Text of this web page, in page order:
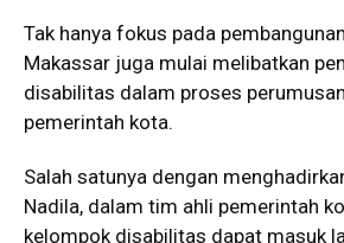
Tak hanya fokus pada
Makassar juga mulai melibatkan
disabilitas dalam proses
pemerintah kota.
Salah satunya dengan
Nadila, dalam tim ahli pemerintah
kelompok disabilitas dapat masuk